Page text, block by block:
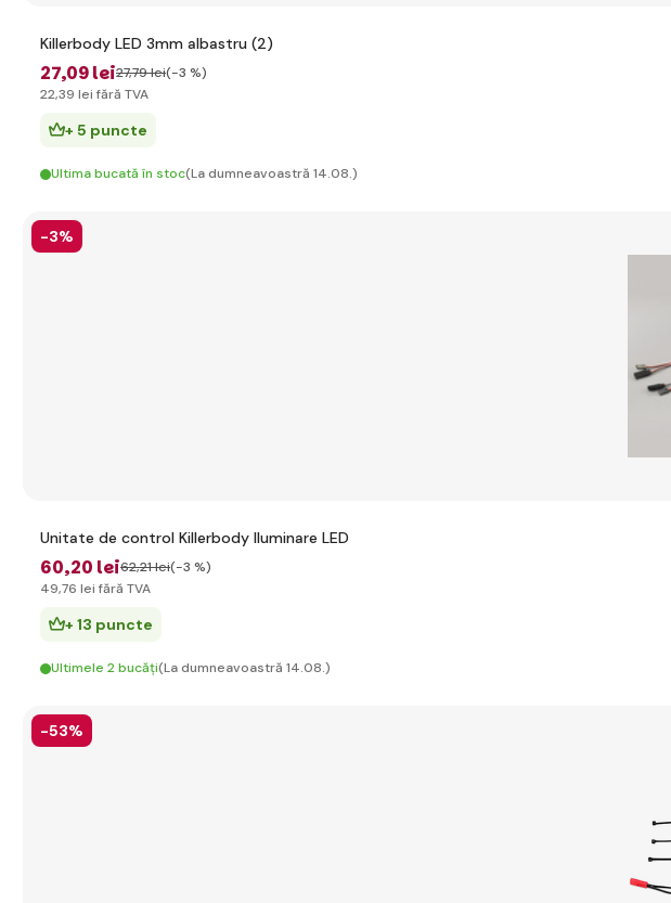
Killerbody LED 3mm albastru (2)
27,09 lei27,79 lei(-3 %)
22,39 lei fără TVA
+ 5 puncte
Ultima bucată în stoc(La dumneavoastră 14.08.)
-3%
Unitate de control Killerbody Iluminare LED
60,20 lei62,21 lei(-3 %)
49,76 lei fără TVA
+ 13 puncte
Ultimele 2 bucăți(La dumneavoastră 14.08.)
-53%